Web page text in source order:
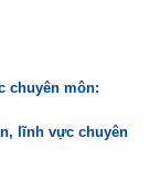
chuyên môn:
lĩnh vực chuyên